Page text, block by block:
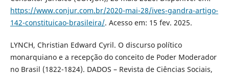
https://www.conjur.com.br/2020-mai-28/ives-gandra-artigo-
142-constituicao-brasileira/. Acesso em: 15 fev. 2025.
LYNCH, Christian Edward Cyril. O discurso político
monarquiano e a recepção do conceito de Poder Moderador
no Brasil (1822-1824). DADOS – Revista de Ciências Sociais,